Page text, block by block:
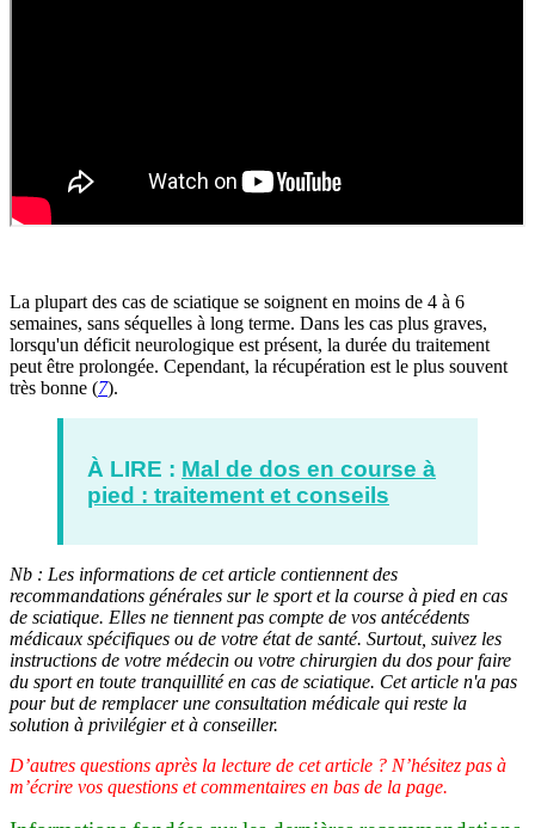
La plupart des cas de sciatique se soignent en moins de 4 à 6
semaines, sans séquelles à long terme. Dans les cas plus graves,
lorsqu'un déficit neurologique est présent, la durée du traitement
peut être prolongée. Cependant, la récupération est le plus souvent
très bonne (7).
À LIRE : Mal de dos en course à
pied : traitement et conseils
Nb : Les informations de cet article contiennent des
recommandations générales sur le sport et la course à pied en cas
de sciatique. Elles ne tiennent pas compte de vos antécédents
médicaux spécifiques ou de votre état de santé. Surtout, suivez les
instructions de votre médecin ou votre chirurgien du dos pour faire
du sport en toute tranquillité en cas de sciatique. Cet article n'a pas
pour but de remplacer une consultation médicale qui reste la
solution à privilégier et à conseiller.
D’autres questions après la lecture de cet article ? N’hésitez pas à
m’écrire vos questions et commentaires en bas de la page.